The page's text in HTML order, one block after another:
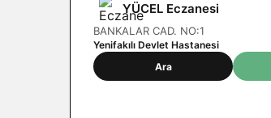
YÜCEL Eczanesi
BANKALAR CAD. NO:1
Yenifakılı Devlet Hastanesi
Ara